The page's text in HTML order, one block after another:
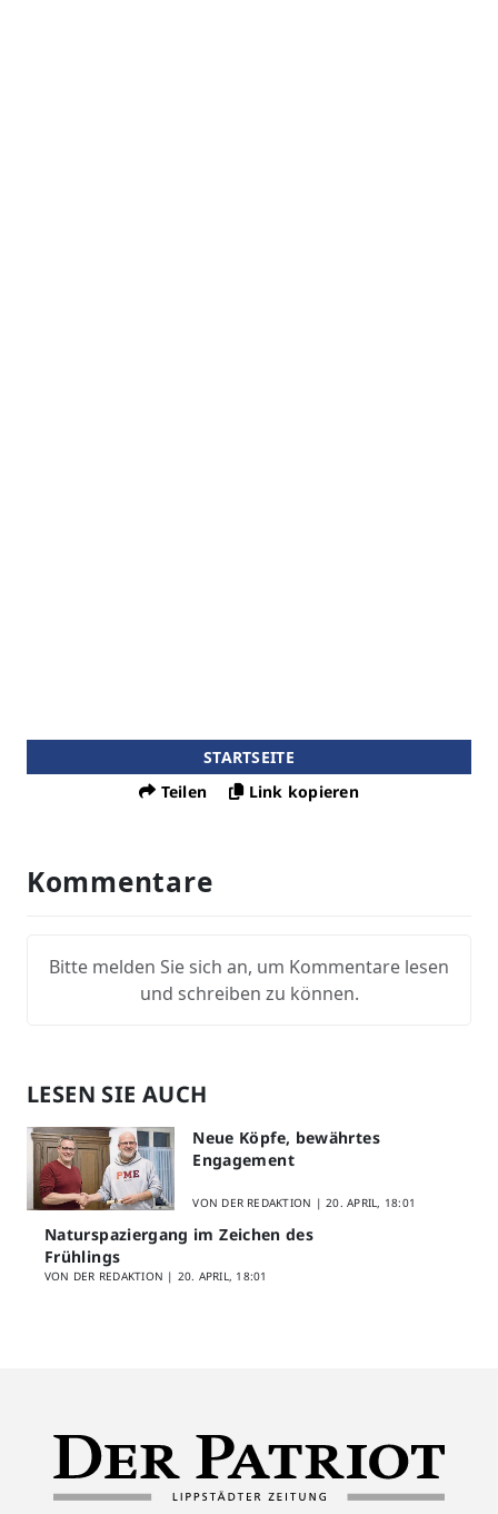
STARTSEITE
Teilen
Link kopieren
Kommentare
Bitte melden Sie sich an, um Kommentare lesen
und schreiben zu können.
LESEN SIE AUCH
Neue Köpfe, bewährtes
Engagement
VON DER REDAKTION |20. APRIL, 18:01
Naturspaziergang im Zeichen des
Frühlings
VON DER REDAKTION | 20. APRIL, 18:01